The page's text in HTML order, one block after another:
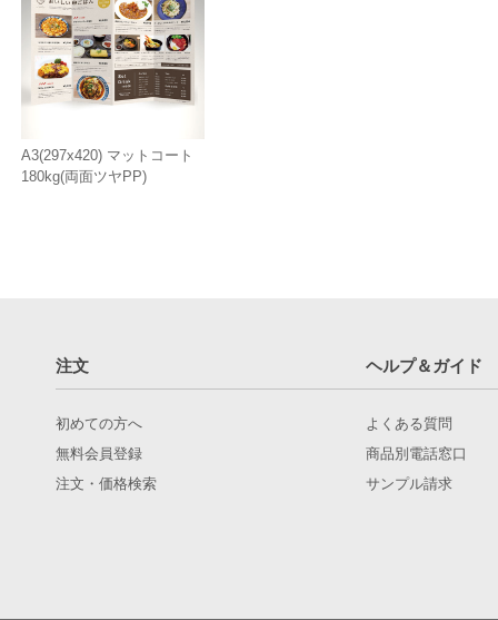
A3(297x420) マットコート
180kg(両面ツヤPP)
注文 ヘルプ＆ガイド
初めての方へ
無料会員登録
注文・価格検索
よくある質問
商品別電話窓口
サンプル請求